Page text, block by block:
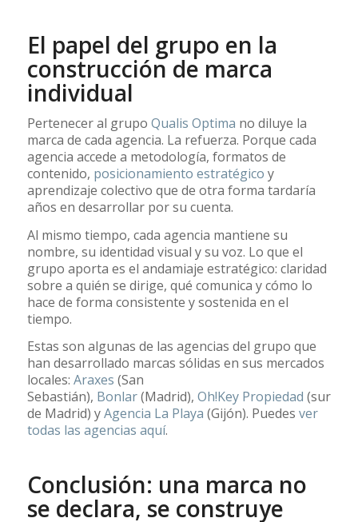
El papel del grupo en la
construcción de marca
individual
Pertenecer al grupo Qualis Optima no diluye la
marca de cada agencia. La refuerza. Porque cada
agencia accede a metodología, formatos de
contenido, posicionamiento estratégico y
aprendizaje colectivo que de otra forma tardaría
años en desarrollar por su cuenta.
Al mismo tiempo, cada agencia mantiene su
nombre, su identidad visual y su voz. Lo que el
grupo aporta es el andamiaje estratégico: claridad
sobre a quién se dirige, qué comunica y cómo lo
hace de forma consistente y sostenida en el
tiempo.
Estas son algunas de las agencias del grupo que
han desarrollado marcas sólidas en sus mercados
locales: Araxes (San
Sebastián), Bonlar(Madrid), Oh!Key Propiedad (sur
de Madrid) yAgencia La Playa (Gijón). Puedes ver
todas las agencias aquí.
Conclusión: una marca no
se declara, se construye